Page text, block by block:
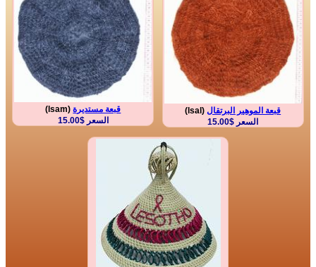
قبعة الموهير البرتقال(lsal)
السعر $15.00
قبعة مستديرة(lsam)
السعر $15.00